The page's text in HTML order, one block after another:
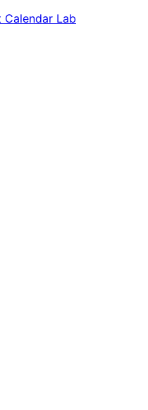
Calendar Lab